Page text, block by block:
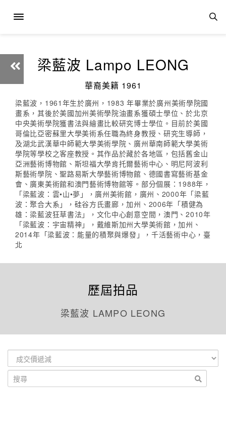
梁藍波 Lampo LEONG
華裔美籍 1961
梁藍波，1961年生於廣州，1983 年畢業於廣州美術學院國
畫系，其後於美國加州美術學院油畫系獲碩士學位、於北京
中央美術學院獲書法與繪畫比較研究博士學位。目前於美國
哥倫比亞密蘇里大學美術系任職為終身教授、研究生導師，
及湖北武漢華中師範大學美術學院、廣州華南師範大學美術
學院等學校之客座教授。其作品於藏於各地區，包括舊金山
亞洲藝術博物館、斯坦福大學肯托爾藝術中心、明尼阿波利
斯藝術學院、聖路易斯大學藝術博物館、德國書寫藝術基金
會、廣東美術館和澳門藝術博物館等。部分個展：1988年，
「梁藍波：雲•山•夢」，廣州美術館，廣州、2000年「梁藍
波：聚合大系」，硅谷方氏畫廊，加州、2006年「積健為
雄：梁藍波狂草書法」，文化中心創意空間，澳門、2010年
「梁藍波：宇宙精神」，戴維斯加州大學美術館，加州、
2014年「梁藍波：能量的積聚與爆發」，千活藝術中心，臺
北
歷屆拍品
梁藍波 LAMPO LEONG